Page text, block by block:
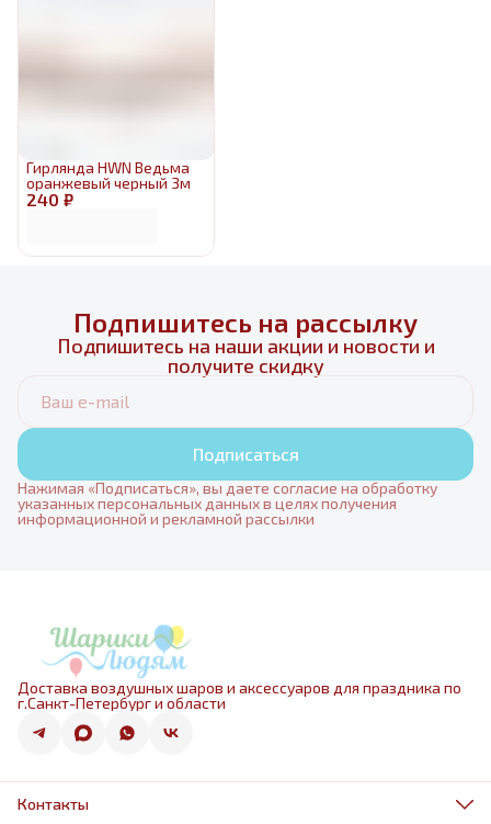
240 ₽
Гирлянда HWN Ведьма
оранжевый черный 3м
Подпишитесь на рассылку
Подпишитесь на наши акции и новости и
получите скидку
Подписаться
Нажимая «Подписаться», вы даете согласие на обработку
указанных персональных данных в целях получения
информационной и рекламной рассылки
Доставка воздушных шаров и аксессуаров для праздника по
г.Санкт-Петербург и области
Контакты